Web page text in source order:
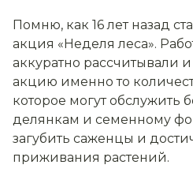
Помню, как 16 лет назад
акция «Неделя леса».
аккуратно рассчитывали
акцию именно то
которое могут обслужить
делянкам и семенному
загубить саженцы и
приживания растений.